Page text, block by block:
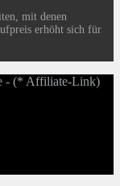
mit denen
erhöht sich für
- (* Affiliate-Link)